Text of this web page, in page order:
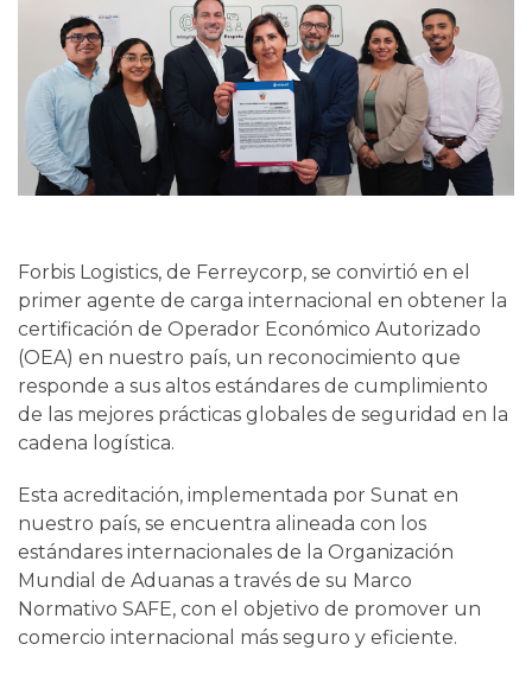
Forbis Logistics, de Ferreycorp, se convirtió en el
primer agente de carga internacional en obtener la
certificación de Operador Económico Autorizado
(OEA) en nuestro país, un reconocimiento que
responde a sus altos estándares de cumplimiento
de las mejores prácticas globales de seguridad en la
cadena logística.
Esta acreditación, implementada por Sunat en
nuestro país, se encuentra alineada con los
estándares internacionales de la Organización
Mundial de Aduanas a través de su Marco
Normativo SAFE, con el objetivo de promover un
comercio internacional más seguro y eficiente.